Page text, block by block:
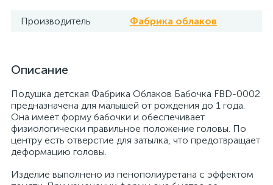
Производитель Фабрика облаков
Описание
Подушка детская Фабрика Облаков Бабочка FBD-0002
предназначена для малышей от рождения до 1 года.
Она имеет форму бабочки и обеспечивает
физиологически правильное положение головы. По
центру есть отверстие для затылка, что предотвращает
деформацию головы.
Изделие выполнено из пенополиуретана с эффектом